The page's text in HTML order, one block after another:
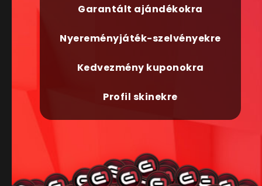
Garantált ajándékokra
Nyereményjáték-szelvényekre
Kedvezmény kuponokra
Profil skinekre